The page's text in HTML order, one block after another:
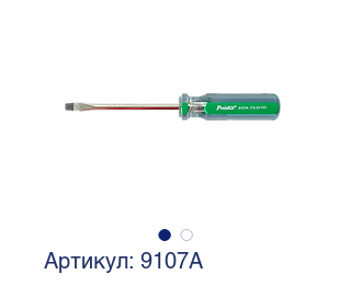
Артикул: 9107A